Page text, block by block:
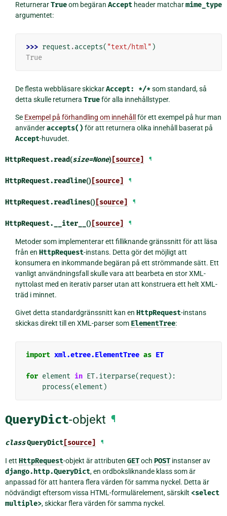
ReturnerarTrueom begäran Acceptheader matcharmime_type
argumentet:
>>> request .accepts( "text/html" )
True
De flesta webbläsare skickarAccept: */*som standard, så
detta skulle returnera Trueför alla innehållstyper.
Se Exempel på förhandling om innehåll
för ett exempel på hur man
använderaccepts() för att returnera olika innehåll baserat på
Accept-huvudet.
HttpRequest.read(size=None) [source] ¶
HttpRequest.readline() [source] ¶
HttpRequest.readlines() [source] ¶
HttpRequest. __iter__ () [source] ¶
Metoder som implementerar ett filliknande gränssnitt för att läsa
från en HttpRequest-instans. Detta gör det möjligt att
konsumera en inkommande begäran på ett strömmande sätt. Ett
vanligt användningsfall skulle vara att bearbeta en stor XML-
nyttolast med en iterativ parser utan att konstruera ett helt XML-
träd i minnet.
Givet detta standardgränssnitt kan en HttpRequest-instans
skickas direkt till en XML-parser som ElementTree:
import xml.etree.ElementTree as ET
for element in ET.iterparse(request ):
process(element )
QueryDict-objekt ¶
classQueryDict [source] ¶
I ett HttpRequest-objekt är attributen GEToch POST instanser av
django.http.QueryDict, en ordboksliknande klass som är
anpassad för att hantera flera värden för samma nyckel. Detta är
nödvändigt eftersom vissa HTML-formulärelement, särskilt <select
multiple>, skickar flera värden för samma nyckel.